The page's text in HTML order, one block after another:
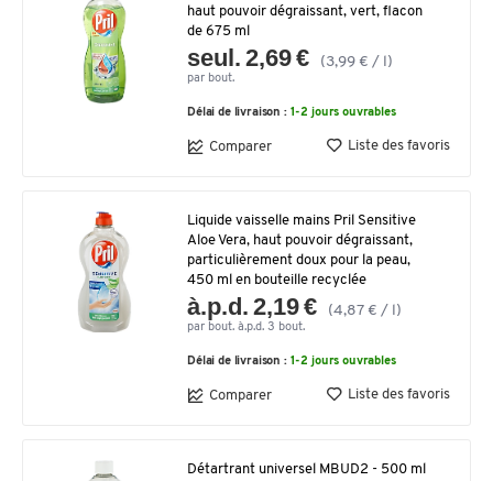
haut pouvoir dégraissant, vert, flacon
de 675 ml
seul. 2,69 € (3,99 € / l)
par bout.
Délai de livraison : 1-2 jours ouvrables
Comparer Liste des favoris
Liquide vaisselle mains Pril Sensitive
Aloe Vera, haut pouvoir dégraissant,
particulièrement doux pour la peau,
450 ml en bouteille recyclée
à.p.d. 2,19 € (4,87 € / l)
par bout. à.p.d. 3 bout.
Délai de livraison : 1-2 jours ouvrables
Comparer Liste des favoris
Détartrant universel MBUD2 - 500 ml